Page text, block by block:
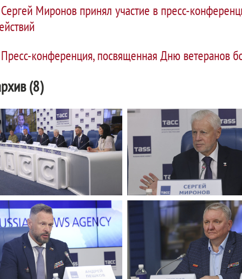
Сергей Миронов принял участие в пресс-
Пресс-конференция, посвященная Дню ветеранов
(8)